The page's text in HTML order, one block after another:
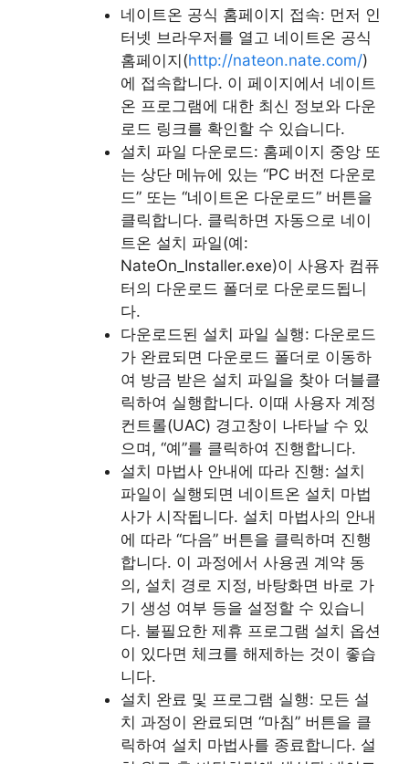
네이트온 공식 홈페이지 접속: 먼저 인
터넷 브라우저를 열고 네이트온 공식
홈페이지(http://nateon.nate.com/)
에 접속합니다. 이 페이지에서 네이트
온 프로그램에 대한 최신 정보와 다운
로드 링크를 확인할 수 있습니다.
설치 파일 다운로드: 홈페이지 중앙 또
는 상단 메뉴에 있는 “PC 버전 다운로
드” 또는 “네이트온 다운로드” 버튼을
클릭합니다. 클릭하면 자동으로 네이
트온 설치 파일(예:
NateOn_Installer.exe)이 사용자 컴퓨
터의 다운로드 폴더로 다운로드됩니
다.
다운로드된 설치 파일 실행: 다운로드
가 완료되면 다운로드 폴더로 이동하
여 방금 받은 설치 파일을 찾아 더블클
릭하여 실행합니다. 이때 사용자 계정
컨트롤(UAC) 경고창이 나타날 수 있
으며, “예”를 클릭하여 진행합니다.
설치 마법사 안내에 따라 진행: 설치
파일이 실행되면 네이트온 설치 마법
사가 시작됩니다. 설치 마법사의 안내
에 따라 “다음” 버튼을 클릭하며 진행
합니다. 이 과정에서 사용권 계약 동
의, 설치 경로 지정, 바탕화면 바로 가
기 생성 여부 등을 설정할 수 있습니
다. 불필요한 제휴 프로그램 설치 옵션
이 있다면 체크를 해제하는 것이 좋습
니다.
설치 완료 및 프로그램 실행: 모든 설
치 과정이 완료되면 “마침” 버튼을 클
릭하여 설치 마법사를 종료합니다. 설